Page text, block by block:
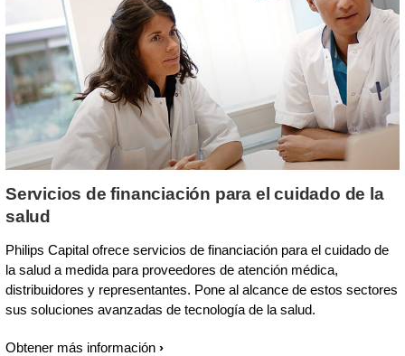
Servicios de financiación para el cuidado de la
salud
Philips Capital ofrece servicios de financiación para el cuidado de
la salud a medida para proveedores de atención médica,
distribuidores y representantes. Pone al alcance de estos sectores
sus soluciones avanzadas de tecnología de la salud.
Obtener más información